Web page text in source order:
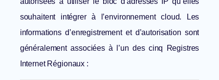
souhaitent intégrer à l’environnement cloud. Les
informations d’enregistrement et d’autorisation sont
généralement associées à l’un des cinq Registres
Internet Régionaux :